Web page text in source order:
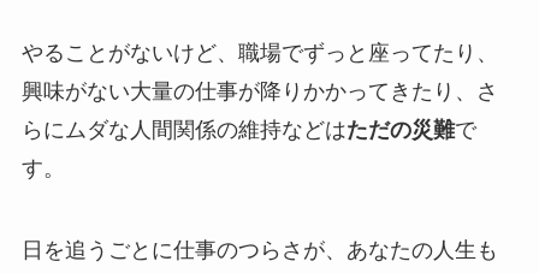
やることがないけど、職場でずっと座ってたり、
興味がない大量の仕事が降りかかってきたり、さ
らにムダな人間関係の維持などはただの災難で
す。
日を追うごとに仕事のつらさが、あなたの人生も